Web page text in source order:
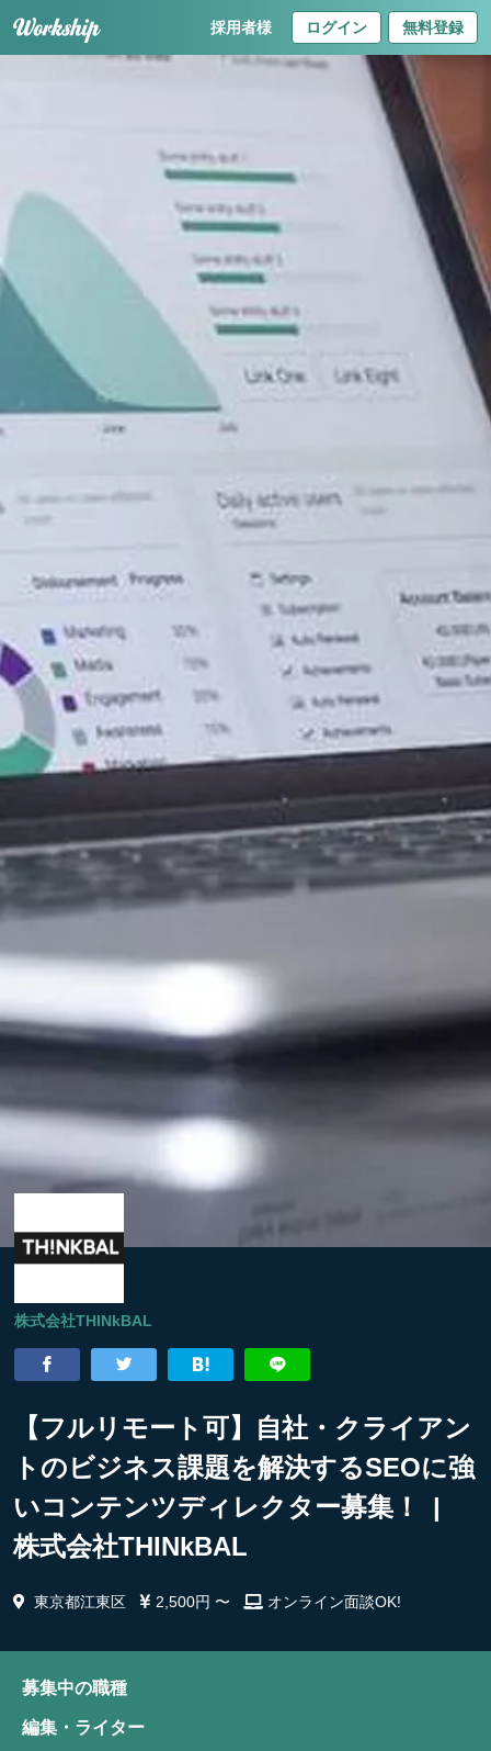
採用者様 ログイン 無料登録
株式会社THINkBAL
【フルリモート可】自社・クライアン
トのビジネス課題を解決するSEOに強
いコンテンツディレクター募集！ |
株式会社THINkBAL
東京都江東区 2,500円 〜 オンライン面談OK!
募集中の職種
編集・ライター